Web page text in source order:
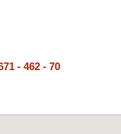
- 462 - 70